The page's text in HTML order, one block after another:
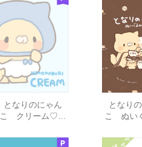
となりのにゃん
こ クリーム♡ブ
となり
こ ぬい